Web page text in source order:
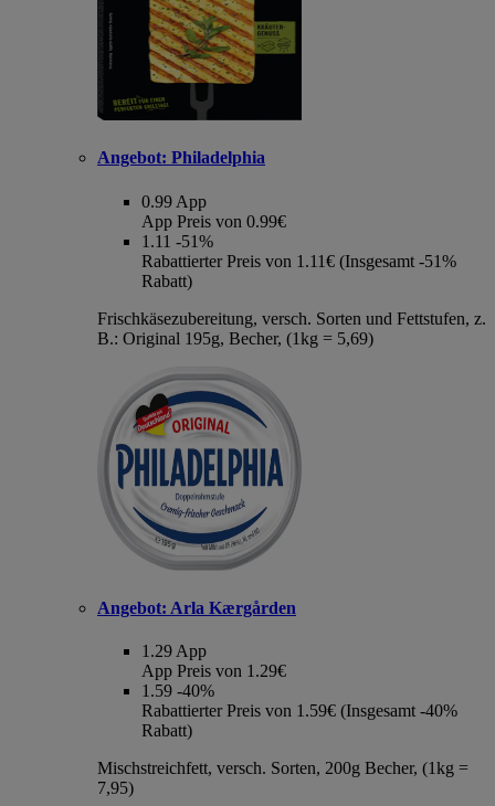
Angebot: Philadelphia
0.99 App
App Preis von 0.99€
1.11 -51%
Rabattierter Preis von 1.11€ (Insgesamt -51%
Rabatt)
Frischkäsezubereitung, versch. Sorten und Fettstufen, z.
B.: Original 195g, Becher, (1kg = 5,69)
Angebot: Arla Kærgården
1.29 App
App Preis von 1.29€
1.59 -40%
Rabattierter Preis von 1.59€ (Insgesamt -40%
Rabatt)
Mischstreichfett, versch. Sorten, 200g Becher, (1kg =
7,95)